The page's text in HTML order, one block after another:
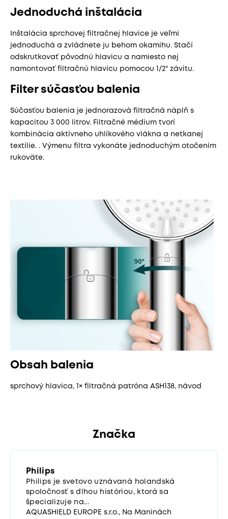
Jednoduchá inštalácia
Inštalácia sprchovej filtračnej hlavice je veľmi
jednoduchá a zvládnete ju behom okamihu. Stačí
odskrutkovať pôvodnú hlavicu a namiesto nej
namontovať filtračnú hlavicu pomocou 1/2" závitu.
Filter súčasťou balenia
Súčasťou balenia je jednorazová filtračná náplň s
kapacitou 3 000 litrov. Filtračné médium tvorí
kombinácia aktívneho uhlíkového vlákna a netkanej
textílie. . Výmenu filtra vykonáte jednoduchým otočením
rukoväte.
Obsah balenia
sprchový hlavica, 1× filtračná patróna ASH138, návod
Značka
Philips
Philips je svetovo uznávaná holandská
spoločnosť s dlhou históriou, ktorá sa
špecializuje na...
AQUASHIELD EUROPE s.r.o., Na Maninách